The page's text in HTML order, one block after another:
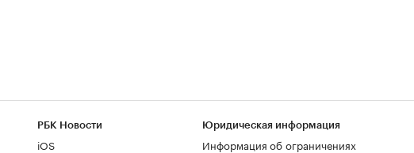
РБК Новости
iOS
Юридическая информация
Информация об ограничениях